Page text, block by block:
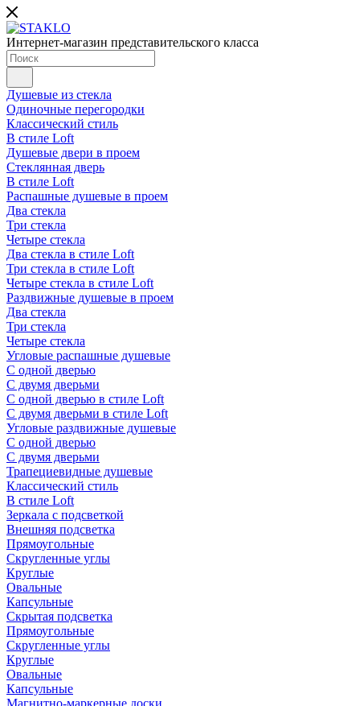
Интернет-магазин представительского класса
Душевые из стекла
Одиночные перегородки
Классический стиль
В стиле Loft
Душевые двери в проем
Стеклянная дверь
В стиле Loft
Распашные душевые в проем
Два стекла
Три стекла
Четыре стекла
Два стекла в стиле Loft
Три стекла в стиле Loft
Четыре стекла в стиле Loft
Раздвижные душевые в проем
Два стекла
Три стекла
Четыре стекла
Угловые распашные душевые
С одной дверью
С двумя дверьми
С одной дверью в стиле Loft
С двумя дверьми в стиле Loft
Угловые раздвижные душевые
С одной дверью
С двумя дверьми
Трапециевидные душевые
Классический стиль
В стиле Loft
Зеркала с подсветкой
Внешняя подсветка
Прямоугольные
Скругленные углы
Круглые
Овальные
Капсульные
Скрытая подсветка
Прямоугольные
Скругленные углы
Круглые
Овальные
Капсульные
Магнитно-маркерные доски